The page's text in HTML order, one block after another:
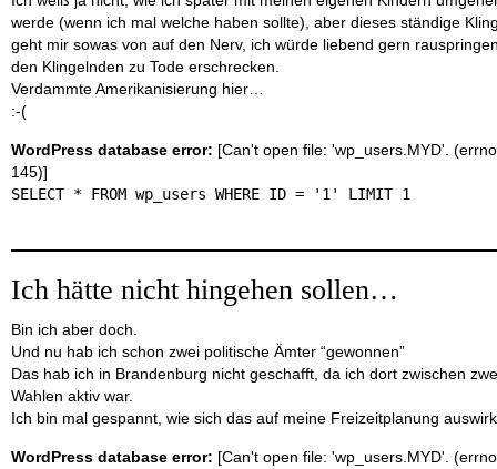
werde (wenn ich mal welche haben sollte), aber dieses ständige
geht mir sowas von auf den Nerv, ich würde liebend gern
den Klingelnden zu Tode erschrecken.
Verdammte Amerikanisierung hier…
:-(
WordPress database error: [Can't open file: 'wp_users.MYD'.
145)]
SELECT * FROM wp_users WHERE ID = '1' LIMIT 1
Ich hätte nicht hingehen sollen…
Bin ich aber doch.
Und nu hab ich schon zwei politische Ämter “gewonnen”
Das hab ich in Brandenburg nicht geschafft, da ich dort zwischen
Wahlen aktiv war.
Ich bin mal gespannt, wie sich das auf meine Freizeitplanung
WordPress database error: [Can't open file: 'wp_users.MYD'.